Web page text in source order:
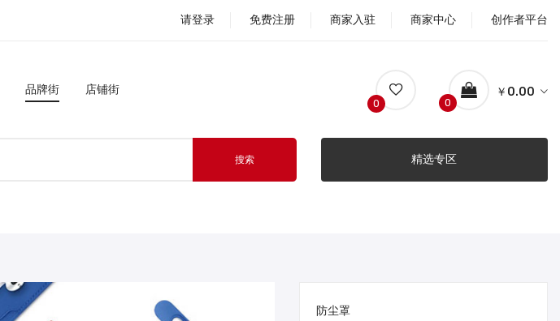
请登录 免费注册 商家入驻 商家中心 创作者平台
品牌街 店铺街
0
￥0.00
0
搜索 精选专区
防尘罩